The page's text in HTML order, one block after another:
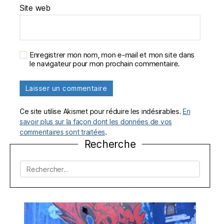
Site web
Enregistrer mon nom, mon e-mail et mon site dans
le navigateur pour mon prochain commentaire.
Ce site utilise Akismet pour réduire les indésirables.En
savoir plus sur la façon dont les données de vos
commentaires sont traitées.
Recherche
Rechercher :